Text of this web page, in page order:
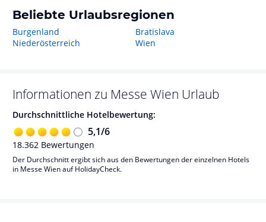
Beliebte Urlaubsregionen
Burgenland
Niederösterreich
Bratislava
Wien
Informationen zu Messe Wien Urlaub
Durchschnittliche Hotelbewertung:
5,1/6
18.362 Bewertungen
Der Durchschnitt ergibt sich aus den Bewertungen der einzelnen Hotels
in Messe Wien auf HolidayCheck.